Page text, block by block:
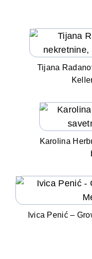
Tijana
Karolina
Ivica Penić –